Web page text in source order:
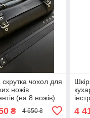
чохол для
ножів
(на 8 ножів)
₴ 4 650 ₴ 4